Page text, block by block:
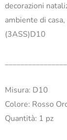
decorazioni
ambiente di
(3ASS)D10
Misura: D10
Colore: Rosso
Quantità: 1 pz